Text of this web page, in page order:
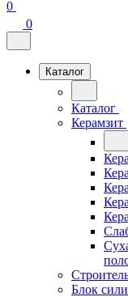
0
0
Каталог
Каталог
Керамзит
Блок